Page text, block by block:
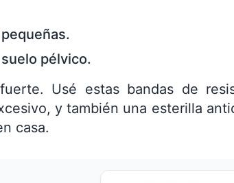
pélvico.
Usé estas bandas de
y también una esterilla
casa.